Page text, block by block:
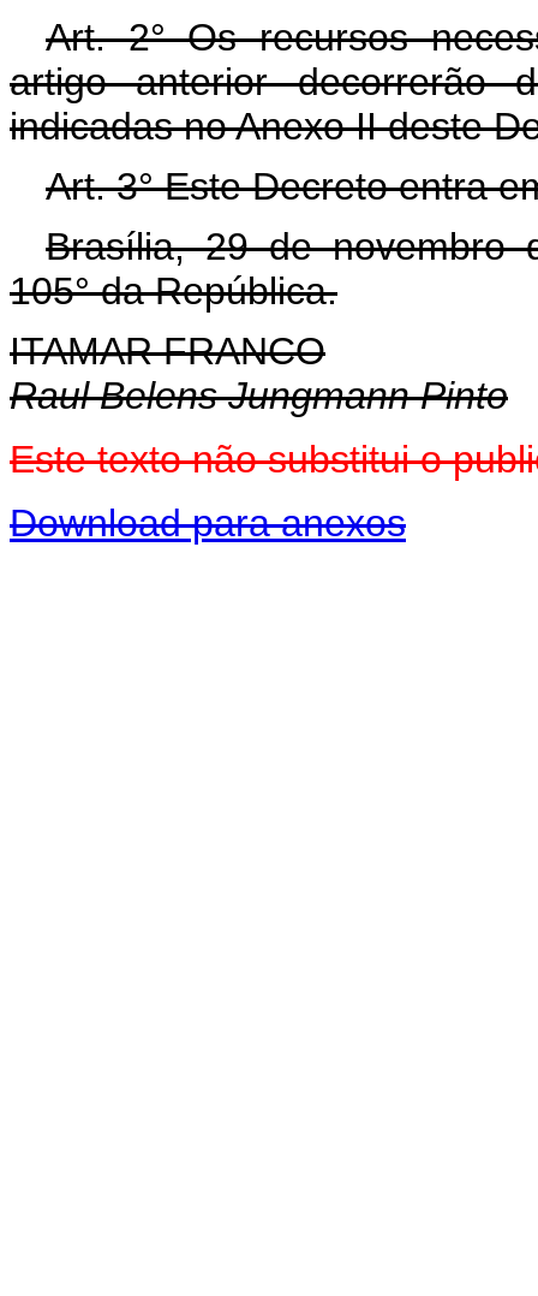
Art. 2° Os recursos
artigo anterior decorrerão
indicadas no Anexo II deste
Art. 3° Este Decreto entra
Brasília, 29 de novembro
105° da República.
ITAMAR FRANCO
Raul Belens Jungmann Pinto
Este texto não substitui o
Download para anexos